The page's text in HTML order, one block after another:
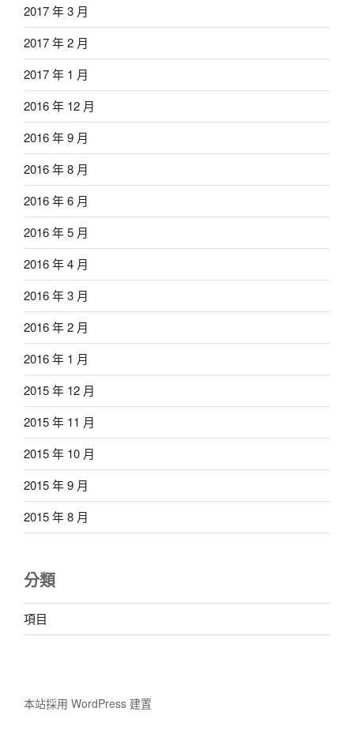
2017 年 3 月
2017 年 2 月
2017 年 1 月
2016 年 12 月
2016 年 9 月
2016 年 8 月
2016 年 6 月
2016 年 5 月
2016 年 4 月
2016 年 3 月
2016 年 2 月
2016 年 1 月
2015 年 12 月
2015 年 11 月
2015 年 10 月
2015 年 9 月
2015 年 8 月
分類
項目
本站採用 WordPress 建置